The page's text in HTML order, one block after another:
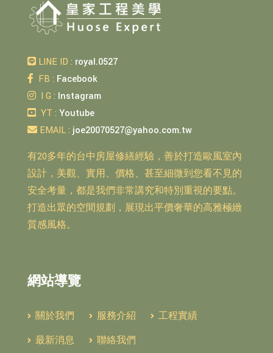
LINE ID : royal.0527
FB : Facebook
I G : Instagram
YT : Youtube
EMAIL : joe20070527@yahoo.com.tw
有20多年的台中房屋修繕經驗，善於打造歐風室內
設計，美觀、實用、價格、甚至細微到您看不見的
安全考量，都是我們非常講究和特別重視的要點。
打造出眾的空間規劃，展現出平價奢華的高雅極緻
質感風格。
網站導覽
關於我們 服務介紹
工程實績
最新消息
聯絡我們